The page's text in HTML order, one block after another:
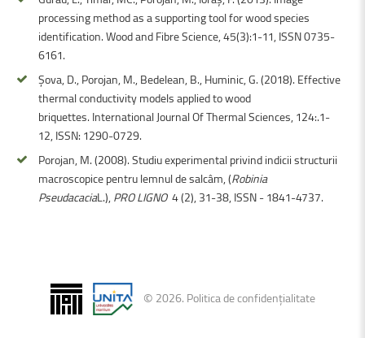
processing method as a supporting tool for wood species
identification. Wood and Fibre Science, 45(3):1-11, ISSN 0735-
6161.
Şova, D., Porojan, M., Bedelean, B., Huminic, G. (2018). Effective
thermal conductivity models applied to wood
briquettes. International Journal Of Thermal Sciences, 124:.1-
12, ISSN: 1290-0729.
Porojan, M. (2008). Studiu experimental privind indicii structurii
macroscopice pentru lemnul de salcâm, (Robinia
PseudacaciaL.),PRO LIGNO4 (2), 31-38, ISSN - 1841-4737.
© 2026. Politica de confidențialitate